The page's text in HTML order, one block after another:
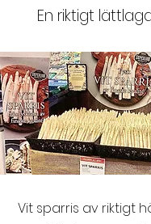
En riktigt
Vit sparris av riktigt